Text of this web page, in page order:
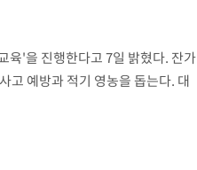
육'을 진행한다고 7일 밝혔다. 잔가
고 예방과 적기 영농을 돕는다. 대
한도에서 무상 지